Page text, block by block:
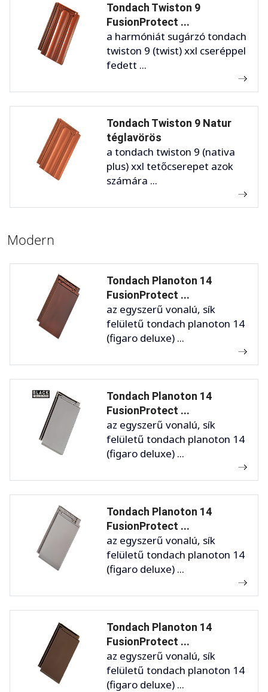
Tondach Twiston 9
FusionProtect ...
a harmóniát sugárzó tondach
twiston 9 (twist) xxl cseréppel
fedett ...
Tondach Twiston 9 Natur
téglavörös
a tondach twiston 9 (nativa
plus) xxl tetőcserepet azok
számára ...
Modern
Tondach Planoton 14
FusionProtect ...
az egyszerű vonalú, sík
felületű tondach planoton 14
(figaro deluxe) ...
Tondach Planoton 14
FusionProtect ...
az egyszerű vonalú, sík
felületű tondach planoton 14
(figaro deluxe) ...
Tondach Planoton 14
FusionProtect ...
az egyszerű vonalú, sík
felületű tondach planoton 14
(figaro deluxe) ...
Tondach Planoton 14
FusionProtect ...
az egyszerű vonalú, sík
felületű tondach planoton 14
(figaro deluxe) ...